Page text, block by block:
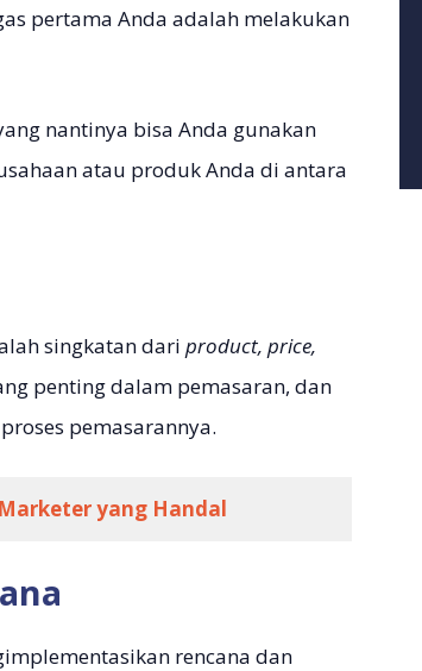
pertama Anda adalah melakukan
nantinya bisa Anda gunakan
atau produk Anda di antara
singkatan dari product, price,
penting dalam pemasaran, dan
pemasarannya.
yang Handal
rencana dan